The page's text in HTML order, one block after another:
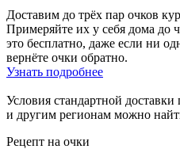
Доставим до трёх пар очков
Примеряйте их у себя дома до
это бесплатно, даже если ни
вернёте очки обратно.
Узнать подробнее
Условия стандартной
и другим регионам можно
Рецепт на очки